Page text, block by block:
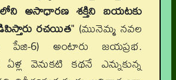
అసాధారణ శక్తిని బయటకు
రచయిత" (మునెమ్మ నవల
పేజి-6) అంటారు జయప్రభ.
వెనుకటి కథనే ఎన్నుకున్న